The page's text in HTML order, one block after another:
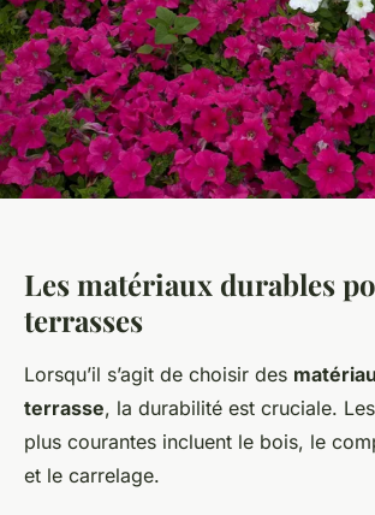
Les matériaux durables
terrasses
Lorsqu’il s’agit de choisir des
terrasse, la durabilité est cruciale.
plus courantes incluent le bois, le
et le carrelage.